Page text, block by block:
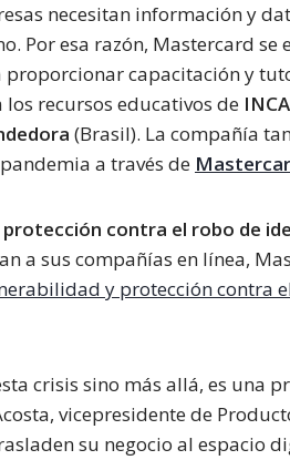
necesitan información y
Por esa razón, Mastercard se
proporcionar capacitación y
recursos educativos de
(Brasil). La compañía
a través de
contra el robo de
a sus compañías en línea,
y protección contra
crisis sino más allá, es una
vicepresidente de
su negocio al espacio